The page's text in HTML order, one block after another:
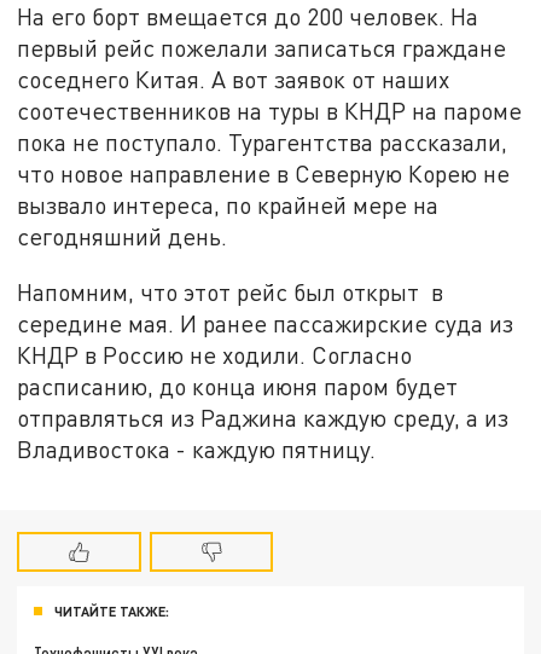
На его борт вмещается до 200 человек. На
первый рейс пожелали записаться граждане
соседнего Китая. А вот заявок от наших
соотечественников на туры в КНДР на пароме
пока не поступало. Турагентства рассказали,
что новое направление в Северную Корею не
вызвало интереса, по крайней мере на
сегодняшний день.
Напомним, что этот рейс был открыт в
середине мая. И ранее пассажирские суда из
КНДР в Россию не ходили. Согласно
расписанию, до конца июня паром будет
отправляться из Раджина каждую среду, а из
Владивостока - каждую пятницу.
ЧИТАЙТЕ ТАКЖЕ: